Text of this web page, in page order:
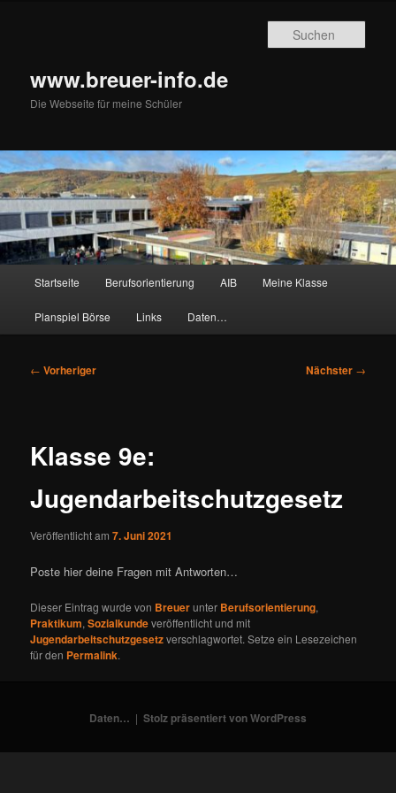
www.breuer-info.de
Die Webseite für meine Schüler
Startseite Berufsorientierung AIB Meine Klasse
Planspiel Börse Links Daten…
Beitragsnavigation
← Vorheriger Nächster →
Klasse 9e:
Jugendarbeitschutzgesetz
Veröffentlicht am7. Juni 2021
Poste hier deine Fragen mit Antworten…
Dieser Eintrag wurde von Breuerunter Berufsorientierung,
Praktikum,Sozialkundeveröffentlicht und mit
Jugendarbeitschutzgesetzverschlagwortet. Setze ein Lesezeichen
für den Permalink.
Daten… Stolz präsentiert von WordPress